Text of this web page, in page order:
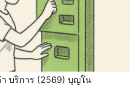
บริการ (2569) บุญใน